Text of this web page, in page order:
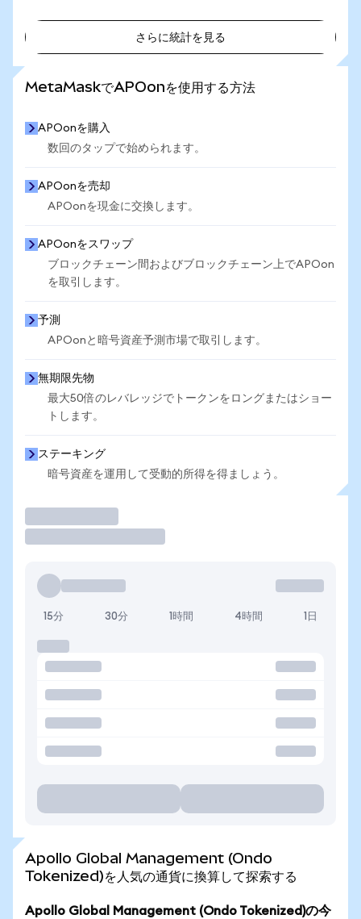
さらに統計を見る
MetaMaskでAPOonを使用する方法
APOonを購入
数回のタップで始められます。
APOonを売却
APOonを現金に交換します。
APOonをスワップ
ブロックチェーン間およびブロックチェーン上でAPOon
を取引します。
予測
APOonと暗号資産予測市場で取引します。
無期限先物
最大50倍のレバレッジでトークンをロングまたはショー
トします。
ステーキング
暗号資産を運用して受動的所得を得ましょう。
15分 30分 1時間 4時間 1日
Apollo Global Management (Ondo
Tokenized)を人気の通貨に換算して探索する
Apollo Global Management (Ondo Tokenized)の今